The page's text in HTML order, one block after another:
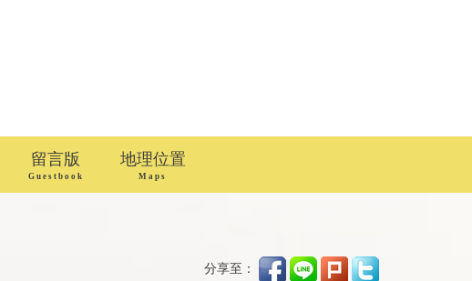
留言版
Guestbook
地理位置
Maps
分享至：